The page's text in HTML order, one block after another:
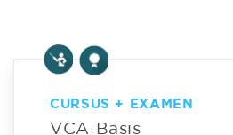
CURSUS + EXAMEN
VCA Basis